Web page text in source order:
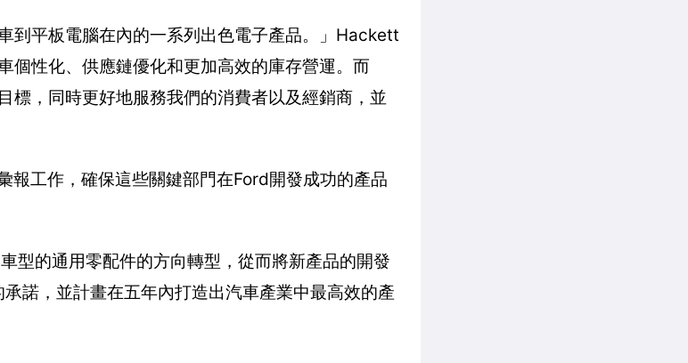
到平板電腦在內的一系列出色電子產品。」Hackett
個性化、供應鏈優化和更加高效的庫存營運。而
，同時更好地服務我們的消費者以及經銷商，並
工作，確保這些關鍵部門在Ford開發成功的產品
型的通用零配件的方向轉型，從而將新產品的開發
諾，並計畫在五年內打造出汽車產業中最高效的產